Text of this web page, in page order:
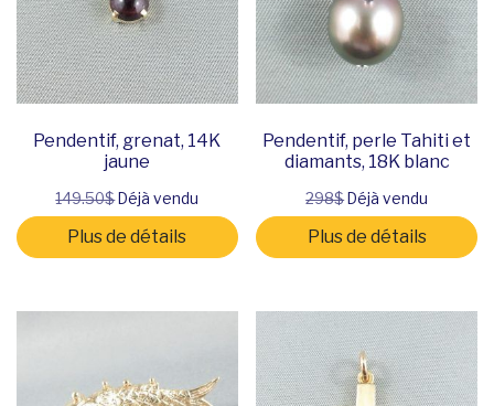
Pendentif, grenat, 14K
jaune
149.50$Déjà vendu
Plus de détails
Pendentif, perle Tahiti et
diamants, 18K blanc
298$Déjà vendu
Plus de détails